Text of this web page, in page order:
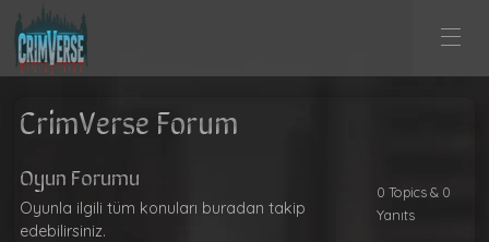
CrimVerse Forum
Oyun Forumu
Oyunla ilgili tüm konuları buradan takip
edebilirsiniz.
0 Topics & 0
Yanıts